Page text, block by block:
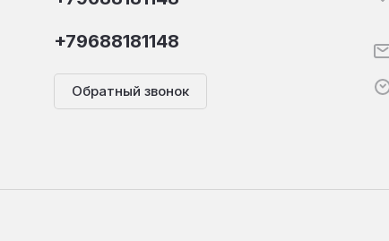
+79688181148
Обратный звонок